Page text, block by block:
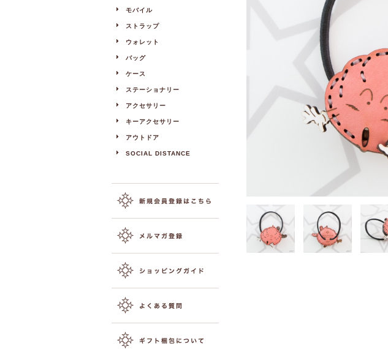
モバイル
ストラップ
ウォレット
バッグ
ケース
ステーショナリー
アクセサリー
キーアクセサリー
アウトドア
SOCIAL DISTANCE